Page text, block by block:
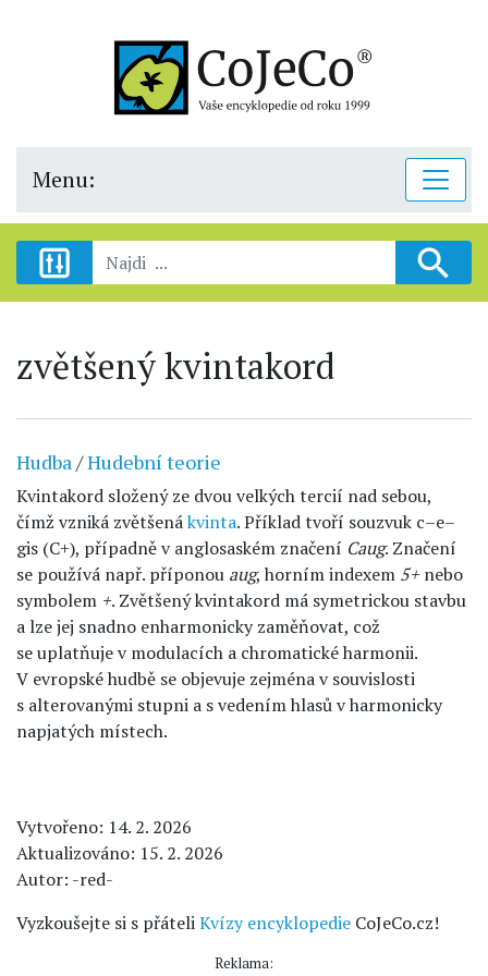
Menu:
zvětšený kvintakord
Hudba/Hudební teorie
Kvintakord složený ze dvou velkých tercií nad sebou,
čímž vzniká zvětšenákvinta. Příklad tvoří souzvuk c–e–
gis (C+), případně v anglosaském značení Caug. Značení
se používá např. příponou aug, horním indexem 5+nebo
symbolem +. Zvětšený kvintakord má symetrickou stavbu
a lze jej snadno enharmonicky zaměňovat, což
se uplatňuje v modulacích a chromatické harmonii.
V evropské hudbě se objevuje zejména v souvislosti
s alterovanými stupni a s vedením hlasů v harmonicky
napjatých místech.
Vytvořeno: 14. 2. 2026
Aktualizováno: 15. 2. 2026
Autor: -red-
Vyzkoušejte si s přáteliKvízy encyklopedie CoJeCo.cz!
Reklama: